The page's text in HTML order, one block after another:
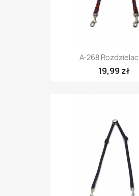
A-268
19,99 zł